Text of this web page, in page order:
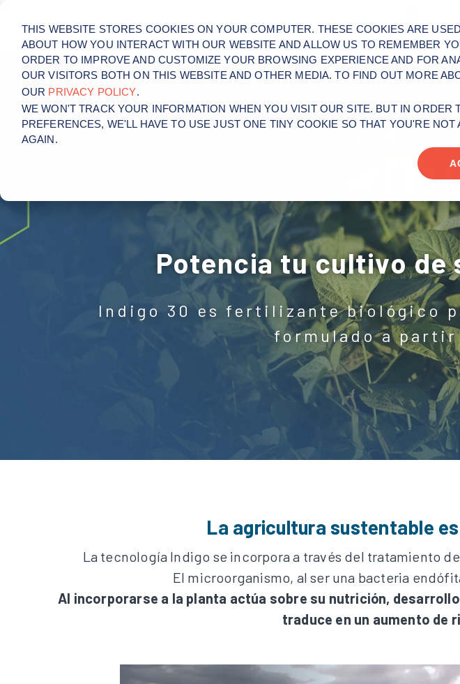
THIS WEBSITE STORES COOKIES ON YOUR COMPUTER. THESE COOKIES ARE
ABOUT HOW YOU INTERACT WITH OUR WEBSITE AND ALLOW US TO REMEMBER
ORDER TO IMPROVE AND CUSTOMIZE YOUR BROWSING EXPERIENCE AND FOR
OUR VISITORS BOTH ON THIS WEBSITE AND OTHER MEDIA. TO FIND OUT MORE
OUR PRIVACY POLICY.
WE WON'T TRACK YOUR INFORMATION WHEN YOU VISIT OUR SITE. BUT IN ORDER
PREFERENCES, WE'LL HAVE TO USE JUST ONE TINY COOKIE SO THAT YOU'RE
AGAIN.
Para Agricultores Sea Distribuidor Descubre Indigo Contacto
Potencia tu cultivo de
Indigo 30 es fertilizante biológico
formulado a partir
La agricultura sustentable
La tecnología Indigo se incorpora a través del tratamiento
El microorganismo, al ser una bacteria
Al incorporarse a la planta actúa sobre su nutrición,
traduce en un aumento de